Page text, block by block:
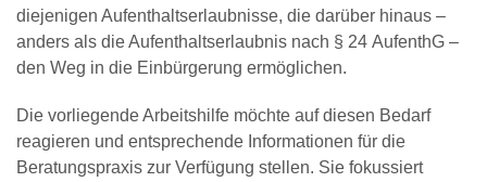
diejenigen Aufenthaltserlaubnisse, die darüber hinaus –
anders als die Aufenthaltserlaubnis nach § 24 AufenthG –
den Weg in die Einbürgerung ermöglichen.
Die vorliegende Arbeitshilfe möchte auf diesen Bedarf
reagieren und entsprechende Informationen für die
Beratungspraxis zur Verfügung stellen. Sie fokussiert